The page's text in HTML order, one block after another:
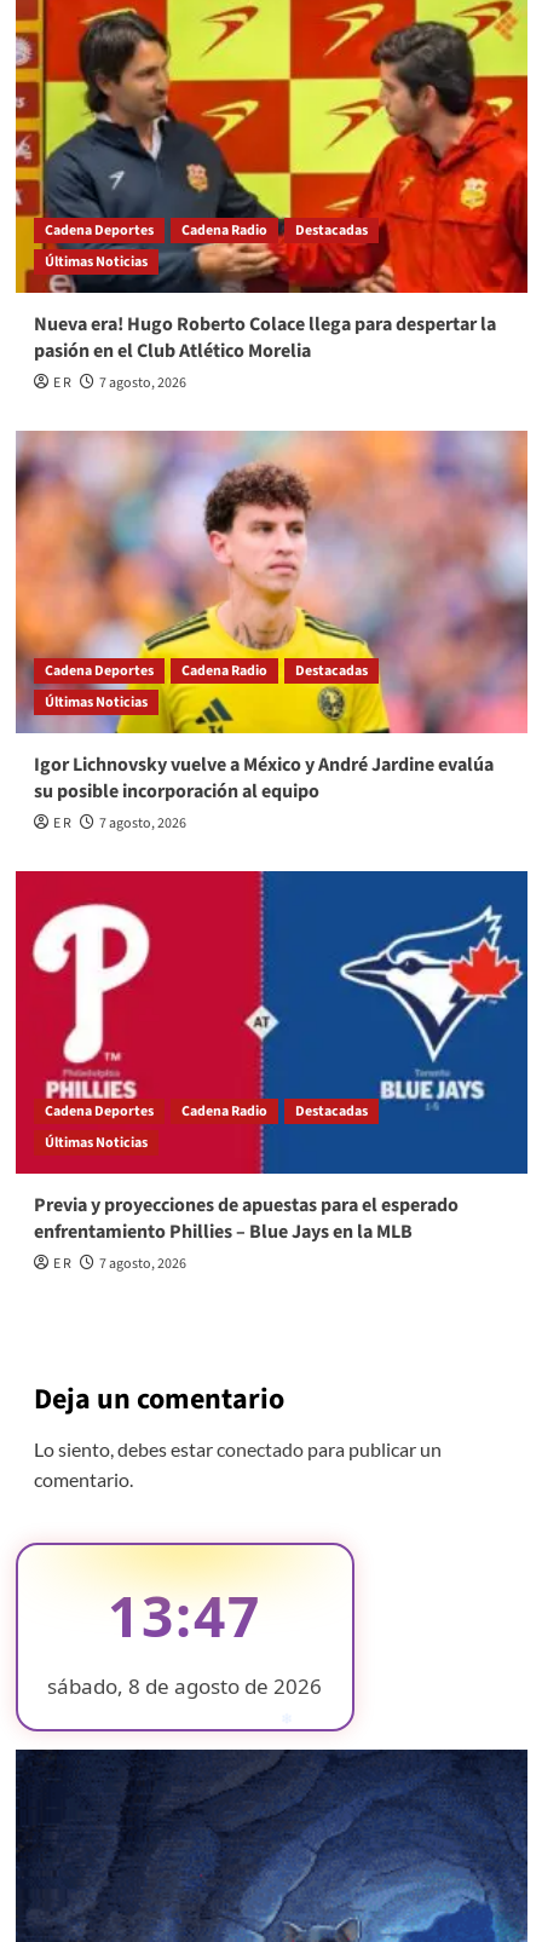
Cadena Deportes Cadena Radio
Destacadas
Últimas Noticias
Nueva era! Hugo Roberto Colace llega para despertar la
pasión en el Club Atlético Morelia
E R 7 agosto, 2026
Cadena Deportes Cadena Radio
Destacadas
Últimas Noticias
Igor Lichnovsky vuelve a México y André Jardine evalúa
su posible incorporación al equipo
E R 7 agosto, 2026
Cadena Deportes Cadena Radio
Destacadas
Últimas Noticias
Previa y proyecciones de apuestas para el esperado
enfrentamiento Phillies – Blue Jays en la MLB
E R 7 agosto, 2026
Deja un comentario
Lo siento, debes estarconectadopara publicar un
comentario.
13:47
sábado, 8 de agosto de 2026
❄
❄
❄
❄
❄
❄
❄